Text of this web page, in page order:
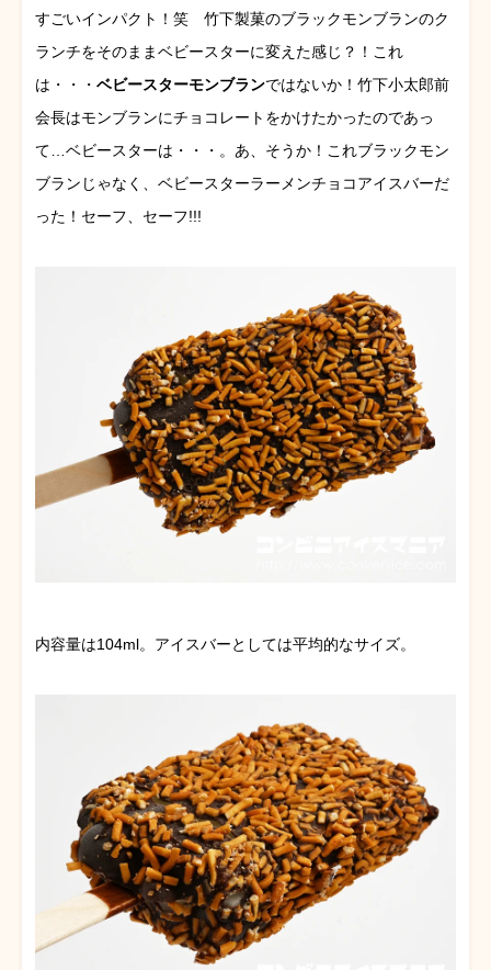
すごいインパクト！笑 竹下製菓のブラックモンブランのク
ランチをそのままベビースターに変えた感じ？！これ
は・・・ ベビースターモンブランではないか！竹下小太郎前
会長はモンブランにチョコレートをかけたかったのであっ
て…ベビースターは・・・。あ、そうか！これブラックモン
ブランじゃなく、ベビースターラーメンチョコアイスバーだ
った！セーフ、セーフ!!!
内容量は104ml。アイスバーとしては平均的なサイズ。